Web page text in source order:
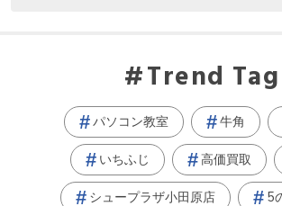
Trend Tag
パソコン教室 牛角
いちふじ 高価買取
シュープラザ小田原店 5